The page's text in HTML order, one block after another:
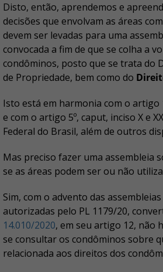
Disto, então, aprendemos e
decisões que envolvam as áreas
devem ser levadas para uma
convocada a fim de que se colha a
condôminos, posto que se trata do
de Propriedade, bem como do
Isto está em harmonia com o artigo
e com o artigo 5º, caput, inciso X e
Federal do Brasil, além de outros
Mas preciso fazer uma assembleia
se as áreas podem ser ou não
Sim, com o advento das
autorizadas pelo PL 1179/20,
14.010/2020, em seu artigo 12, não
se consultar os condôminos sobre
relacionada aos direitos dos